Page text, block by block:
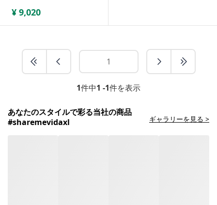
¥ 9,020
1件中1 -1件を表示
あなたのスタイルで彩る当社の商品
#sharemevidaxl
ギャラリーを見る >